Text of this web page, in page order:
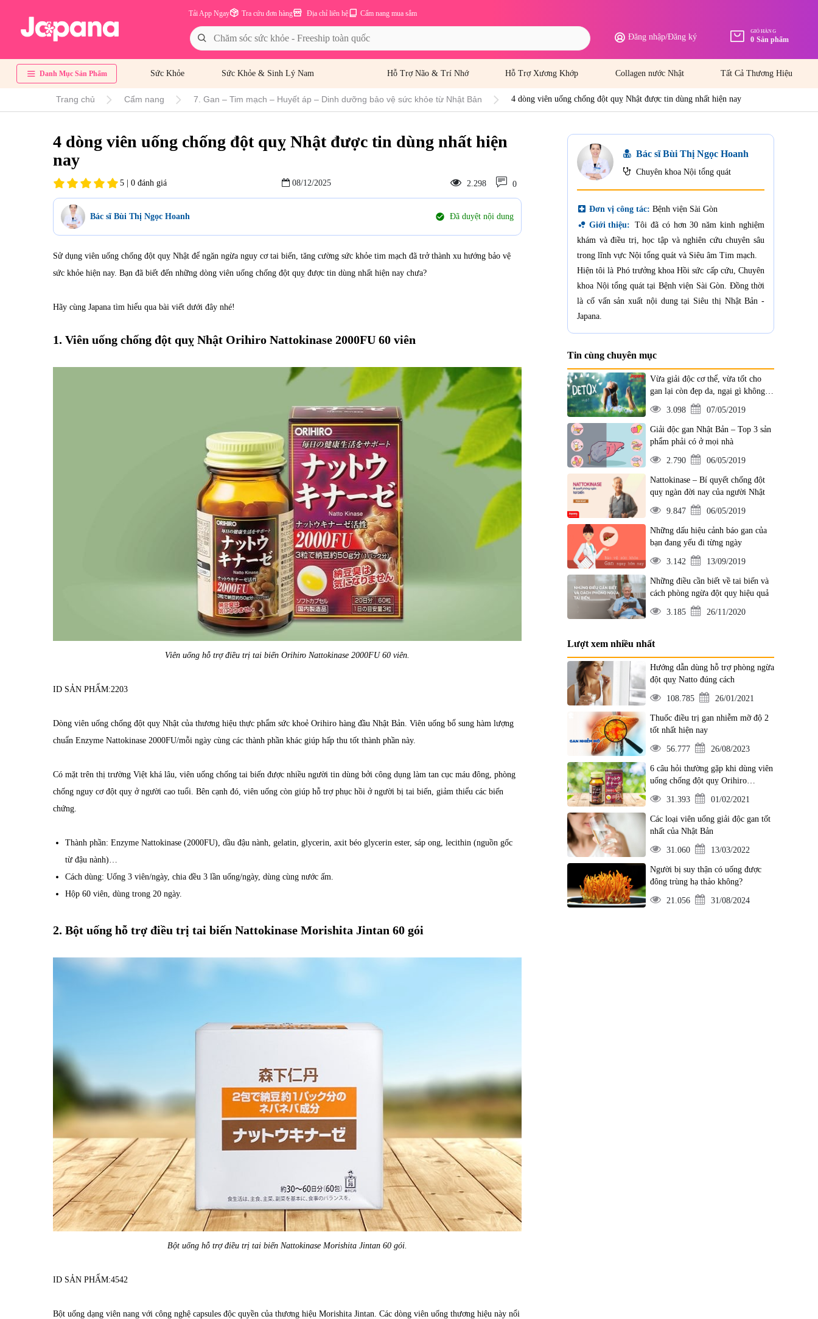
Cẩm nang mua sắm
Địa chỉ liên hệ
Tra cứu đơn hàng
Tải App Ngay
Đăng nhập/Đăng ký
GIỎ HÀNG
0 Sản phẩm
Danh Mục Sản Phẩm Sức Khỏe Sức Khỏe & Sinh Lý Nam Hỗ Trợ Não & Trí Nhớ Hỗ Trợ Xương Khớp Collagen nước Nhật Tất Cả Thương Hiệu
Trang chủ Cẩm nang 7. Gan – Tim mạch – Huyết áp – Dinh dưỡng bảo vệ sức khỏe từ Nhật Bản 4 dòng viên uống chống đột quỵ Nhật được tin dùng nhất hiện nay
4 dòng viên uống chống đột quỵ Nhật được tin dùng nhất hiện
nay
5 | 0 đánh giá 08/12/2025 2.298 0
Bác sĩ Bùi Thị Ngọc Hoanh check_circle Đã duyệt nội dung
Sử dụng viên uống chống đột quỵ Nhật để ngăn ngừa nguy cơ tai biến, tăng cường sức khỏe tim mạch đã trở thành xu hướng bảo vệ
sức khỏe hiện nay. Bạn đã biết đến những dòng viên uống chống đột quỵ được tin dùng nhất hiện nay chưa?
Hãy cùng Japana tìm hiểu qua bài viết dưới đây nhé!
1. Viên uống chống đột quỵ Nhật Orihiro Nattokinase 2000FU 60 viên
Viên uống hỗ trợ điều trị tai biến Orihiro Nattokinase 2000FU 60 viên.
ID SẢN PHẨM:2203
Dòng viên uống chống đột quỵ Nhật của thương hiệu thực phẩm sức khoẻ Orihiro hàng đầu Nhật Bản. Viên uống bổ sung hàm lượng
chuẩn Enzyme Nattokinase 2000FU/mỗi ngày cùng các thành phần khác giúp hấp thu tốt thành phần này.
Có mặt trên thị trường Việt khá lâu, viên uống chống tai biến được nhiều người tin dùng bởi công dụng làm tan cục máu đông, phòng
chống nguy cơ đột quỵ ở người cao tuổi. Bên cạnh đó, viên uống còn giúp hỗ trợ phục hồi ở người bị tai biến, giảm thiểu các biến
chứng.
Thành phần: Enzyme Nattokinase (2000FU), dầu đậu nành, gelatin, glycerin, axit béo glycerin ester, sáp ong, lecithin (nguồn gốc
từ đậu nành)…
Cách dùng: Uống 3 viên/ngày, chia đều 3 lần uống/ngày, dùng cùng nước ấm.
Hộp 60 viên, dùng trong 20 ngày.
2. Bột uống hỗ trợ điều trị tai biến Nattokinase Morishita Jintan 60 gói
Bột uống hỗ trợ điều trị tai biến Nattokinase Morishita Jintan 60 gói.
ID SẢN PHẨM:4542
Bột uống dạng viên nang với công nghệ capsules độc quyền của thương hiệu Morishita Jintan. Các dòng viên uống thương hiệu này nổi
Bác sĩ Bùi Thị Ngọc Hoanh
Chuyên khoa Nội tổng quát
local_hospital Đơn vị công tác: Bệnh viện Sài Gòn
bubble_chart Giới thiệu: Tôi đã có hơn 30 năm kinh nghiệm
khám và điều trị, học tập và nghiên cứu chuyên sâu
trong lĩnh vực Nội tổng quát và Siêu âm Tim mạch.
Hiện tôi là Phó trưởng khoa Hồi sức cấp cứu, Chuyên
khoa Nội tổng quát tại Bệnh viện Sài Gòn. Đồng thời
là cố vấn sản xuất nội dung tại Siêu thị Nhật Bản -
Japana.
Tin cùng chuyên mục
Vừa giải độc cơ thể, vừa tốt cho
gan lại còn đẹp da, ngại gì không
áp dụng ngay
3.098 07/05/2019
Giải độc gan Nhật Bản – Top 3 sản
phẩm phải có ở mọi nhà
2.790 06/05/2019
Nattokinase – Bí quyết chống đột
quỵ ngàn đời nay của người Nhật
9.847 06/05/2019
Những dấu hiệu cảnh báo gan của
bạn đang yếu đi từng ngày
3.142 13/09/2019
Những điều cần biết về tai biến và
cách phòng ngừa đột quỵ hiệu quả
3.185 26/11/2020
Lượt xem nhiều nhất
Hướng dẫn dùng hỗ trợ phòng ngừa
đột quỵ Natto đúng cách
108.785 26/01/2021
Thuốc điều trị gan nhiễm mỡ độ 2
tốt nhất hiện nay
56.777 26/08/2023
6 câu hỏi thường gặp khi dùng viên
uống chống đột quỵ Orihiro
Nattokinase 2000FU
31.393 01/02/2021
Các loại viên uống giải độc gan tốt
nhất của Nhật Bản
31.060 13/03/2022
Người bị suy thận có uống được
đông trùng hạ thảo không?
21.056 31/08/2024